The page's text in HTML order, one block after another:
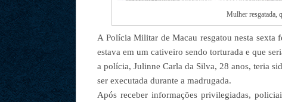
Mulher resgatada,
A Polícia Militar de Macau resgatou nesta
estava em um cativeiro sendo torturada e que
a polícia, Julinne Carla da Silva, 28 anos, teria
ser executada durante a madrugada.
Após receber informações privilegiadas,